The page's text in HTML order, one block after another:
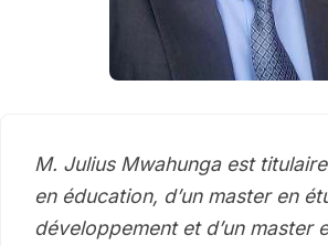
M. Julius Mwahunga est
en éducation, d’un master en
développement et d’un master